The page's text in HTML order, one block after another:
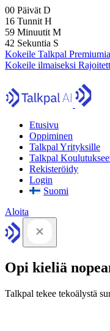
00 Päivät D
16 Tunnit H
59 Minuutit M
41 Sekuntia S
Kokeile Talkpal
Kokeile ilmaiseksi
Etusivu
Oppiminen
Talkpal Yrityksille
Talkpal
Rekisteröidy
Login
Suomi
Aloita
Opi kieliä
Talkpal tekee tekoälystä